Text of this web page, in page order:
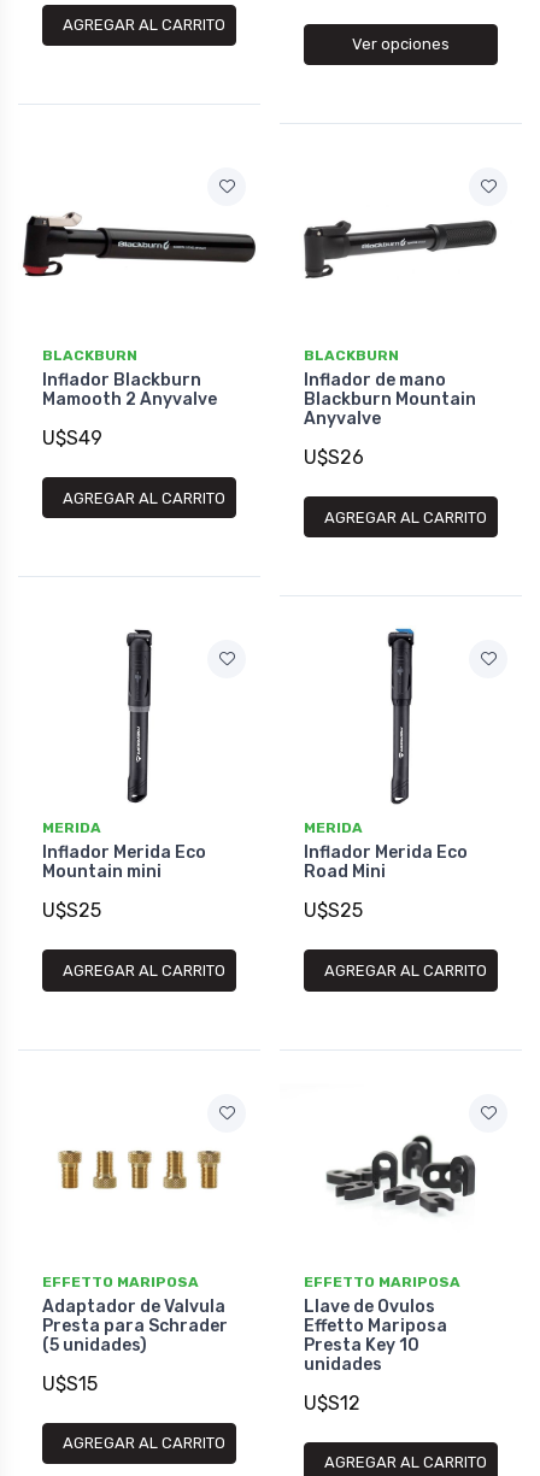
AGREGAR AL CARRITO
Ver opciones
BLACKBURN
Inflador Blackburn
Mamooth 2 Anyvalve
U$S49
AGREGAR AL CARRITO
BLACKBURN
Inflador de mano
Blackburn Mountain
Anyvalve
U$S26
AGREGAR AL CARRITO
MERIDA
Inflador Merida Eco
Mountain mini
U$S25
AGREGAR AL CARRITO
MERIDA
Inflador Merida Eco
Road Mini
U$S25
AGREGAR AL CARRITO
EFFETTO MARIPOSA
Adaptador de Valvula
Presta para Schrader
(5 unidades)
U$S15
AGREGAR AL CARRITO
EFFETTO MARIPOSA
Llave de Ovulos
Effetto Mariposa
Presta Key 10
unidades
U$S12
AGREGAR AL CARRITO